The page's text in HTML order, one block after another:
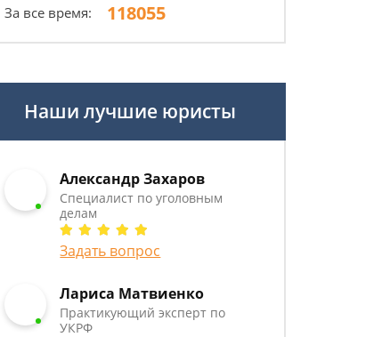
За все время: 118055
Наши лучшие юристы
Александр Захаров
Специалист по уголовным
делам
Задать вопрос
Лариса Матвиенко
Практикующий эксперт по
УКРФ